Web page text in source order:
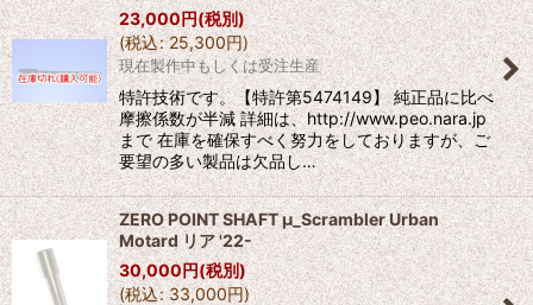
23,000円(税別)
(税込: 25,300円)
現在製作中もしくは受注生産
特許技術です。【特許第5474149】 純正品に比べ
摩擦係数が半減 詳細は、http://www.peo.nara.jp
まで 在庫を確保すべく努力をしておりますが、ご
要望の多い製品は欠品し…
ZERO POINT SHAFT μ_Scrambler Urban
Motard リア '22-
30,000円(税別)
(税込: 33,000円)